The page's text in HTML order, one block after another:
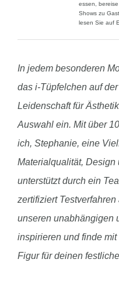
essen,
Shows zu
lesen Sie auf
In jedem besonderen
das i-Tüpfelchen auf
Leidenschaft für
Auswahl ein. Mit über
ich, Stephanie, eine
Materialqualität, Design
unterstützt durch ein
zertifiziert
unseren unabhängigen
inspirieren und finde
Figur für deinen